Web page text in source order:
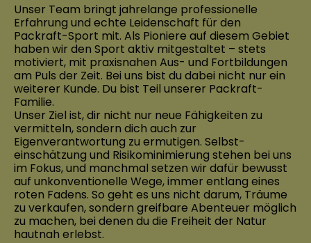
Unser Team bringt jahrelange professionelle
Erfahrung und echte Leidenschaft für den
Packraft-Sport mit. Als Pioniere auf diesem Gebiet
haben wir den Sport aktiv mitgestaltet – stets
motiviert, mit praxisnahen Aus- und Fortbildungen
am Puls der Zeit. Bei uns bist du dabei nicht nur ein
weiterer Kunde. Du bist Teil unserer Packraft-
Familie.
Unser Ziel ist, dir nicht nur neue Fähigkeiten zu
vermitteln, sondern dich auch zur
Eigenverantwortung zu ermutigen. Selbst­
einschätzung und Risikominimierung stehen bei uns
im Fokus, und manchmal setzen wir dafür bewusst
auf unkonventionelle Wege, immer entlang eines
roten Fadens. So geht es uns nicht darum, Träume
zu verkaufen, sondern greifbare Abenteuer möglich
zu machen, bei denen du die Freiheit der Natur
hautnah erlebst.